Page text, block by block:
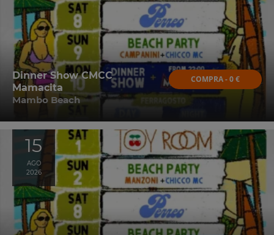
Dinner Show CMCC
Mamacita
Mambo Beach
COMPRA - 0 €
15
AGO
2026